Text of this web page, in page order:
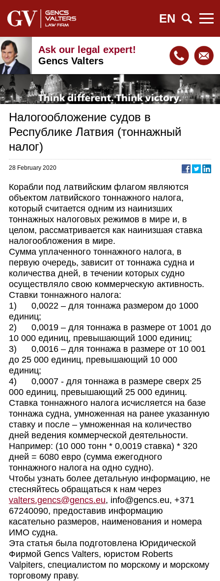
EN
Ask our legal expert!
Gencs Valters
Налогообложение судов в
Республике Латвия (тоннажный
налог)
28 February 2020
Корабли под латвийским флагом являются
объектом латвийского тоннажного налога,
который считается одним из наинизших
тоннажных налоговых режимов в мире и, в
целом, рассматривается как наинизшая ставка
налогообложения в мире.
Сумма уплаченного тоннажного налога, в
первую очередь, зависит от тоннажа судна и
количества дней, в течении которых судно
осуществляло свою коммерческую активность.
Ставки тоннажного налога:
1) 0,0022 – для тоннажа размером до 1000
единиц;
2) 0,0019 – для тоннажа в размере от 1001 до
10 000 единиц, превышающий 1000 единиц;
3) 0,0016 – для тоннажа в размере от 10 001
до 25 000 единиц, превышающий 10 000
единиц;
4) 0,0007 - для тоннажа в размере сверх 25
000 единиц, превышающий 25 000 единиц.
Ставка тоннажного налога исчисляется на базе
тоннажа судна, умноженная на ранее указанную
ставку и после – умноженная на количество
дней ведения коммерческой деятельности.
Например: (10 000 тонн * 0,0019 ставка) * 320
дней = 6080 евро (сумма ежегодного
тоннажного налога на одно судно).
Чтобы узнать более детальную информацию, не
стесняйтесь обращаться к нам через
valters.gencs@gencs.eu, info@gencs.eu, +371
67240090, предоставив информацию
касательно размеров, наименования и номера
ИМО судна.
Эта статья была подготовлена Юридической
Фирмой Gencs Valters, юристом Roberts
Valpiters, специалистом по морскому и морскому
торговому праву.